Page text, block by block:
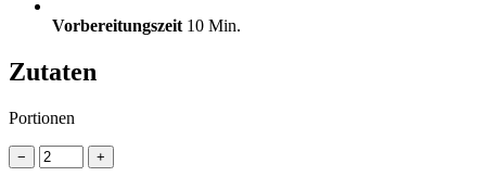
Vorbereitungszeit 10 Min.
Zutaten
Portionen
− +